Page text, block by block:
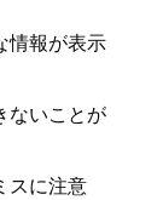
情報が表示
ないことが
スに注意